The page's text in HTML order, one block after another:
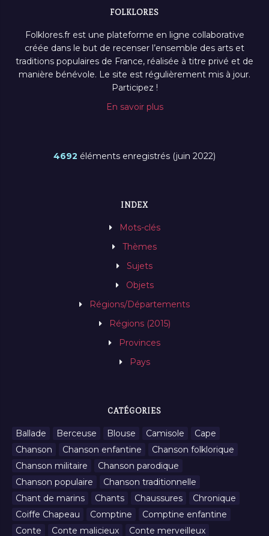
FOLKLORES
Folklores.fr est une plateforme en ligne collaborative
créée dans le but de recenser l’ensemble des arts et
traditions populaires de France, réalisée à titre privé et de
manière bénévole. Le site est régulièrement mis à jour.
Participez !
En savoir plus
4692 éléments enregistrés (juin 2022)
INDEX
Mots-clés
Thèmes
Sujets
Objets
Régions/Départements
Régions (2015)
Provinces
Pays
CATÉGORIES
Ballade Berceuse Blouse Camisole
Cape
Chanson
Chanson enfantine
Chanson folklorique
Chanson militaire
Chanson parodique
Chanson populaire
Chanson traditionnelle
Chant de marins
Chants Chaussures
Chronique
Coiffe Chapeau
Comptine
Comptine enfantine
Conte
Conte malicieux Conte merveilleux